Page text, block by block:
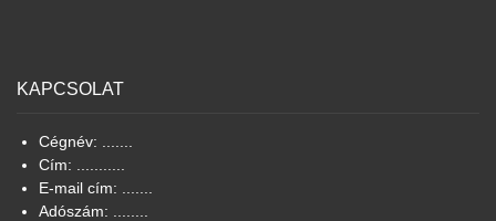
KAPCSOLAT
Cégnév: .......
Cím: ...........
E-mail cím: .......
Adószám: ........